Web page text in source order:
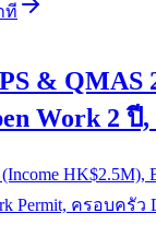
ที
& QMAS
Work 2 ปี,
HK$2.5M),
Permit, ครอบครัว